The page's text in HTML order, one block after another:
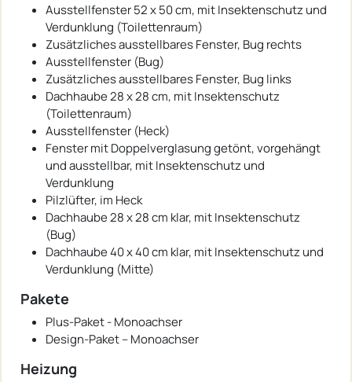
Ausstellfenster 52 x 50 cm, mit Insektenschutz und
Verdunklung (Toilettenraum)
Zusätzliches ausstellbares Fenster, Bug rechts
Ausstellfenster (Bug)
Zusätzliches ausstellbares Fenster, Bug links
Dachhaube 28 x 28 cm, mit Insektenschutz
(Toilettenraum)
Ausstellfenster (Heck)
Fenster mit Doppelverglasung getönt, vorgehängt
und ausstellbar, mit Insektenschutz und
Verdunklung
Pilzlüfter, im Heck
Dachhaube 28 x 28 cm klar, mit Insektenschutz
(Bug)
Dachhaube 40 x 40 cm klar, mit Insektenschutz und
Verdunklung (Mitte)
Pakete
Plus-Paket - Monoachser
Design-Paket – Monoachser
Heizung